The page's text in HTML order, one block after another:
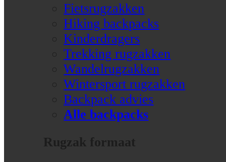
Fietsrugzakken
Hiking backpacks
Kinderdragers
Trekking rugzakken
Wandelrugzakken
Wintersport rugzakken
Backpack advies
Alle backpacks
Rugzak formaat